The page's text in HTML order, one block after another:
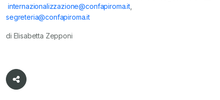
internazionalizzazione@confapiroma.it,
segreteria@confapiroma.it
di Elisabetta Zepponi